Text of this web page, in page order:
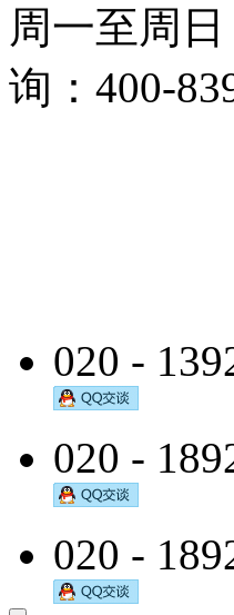
周一至周
询：400-
020 -
020 -
020 -